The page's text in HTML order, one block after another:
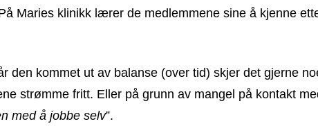
Maries klinikk lærer de medlemmene sine å kjenne
den kommet ut av balanse (over tid) skjer det gjerne
strømme fritt. Eller på grunn av mangel på kontakt
med å jobbe selv”.